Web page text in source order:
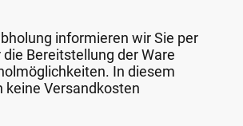
informieren wir Sie per
die Bereitstellung der Ware
In diesem
keine Versandkosten